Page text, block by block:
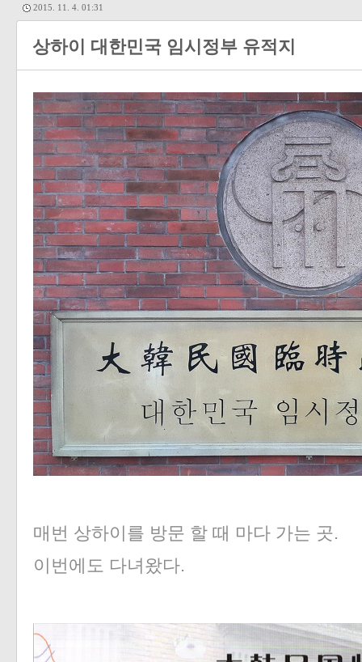
2015. 11. 4. 01:31
상하이 대한민국 임시정부 유적지
매번 상하이를 방문 할 때 마다 가는 곳.
이번에도 다녀왔다.